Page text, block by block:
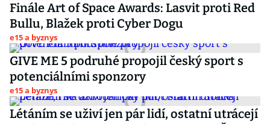
Finále Art of Space Awards: Lasvit proti Red
Bullu, Blažek proti Cyber Dogu
e15 a byznys
GIVE ME 5 podruhé propojil český sport s
potenciálními sponzory
e15 a byznys
Létáním se uživí jen pár lidí, ostatní utrácejí